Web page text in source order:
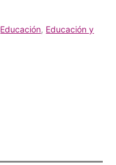
Educación, Educación y